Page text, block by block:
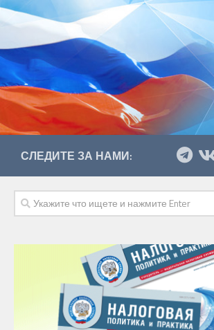
СЛЕДИТЕ ЗА НАМИ: